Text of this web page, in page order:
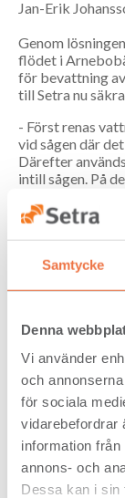
Samtycke
Denna
Vi använder
och
för sociala
vidarebefordrar
information
annons- och
Dessa kan i sin
Jan-Erik
Genom
flödet i
för bevattning
till Setra nu
- Först renas
vid sågen där
Därefter
intill sågen. På
Heby kommun.
Publicerad: